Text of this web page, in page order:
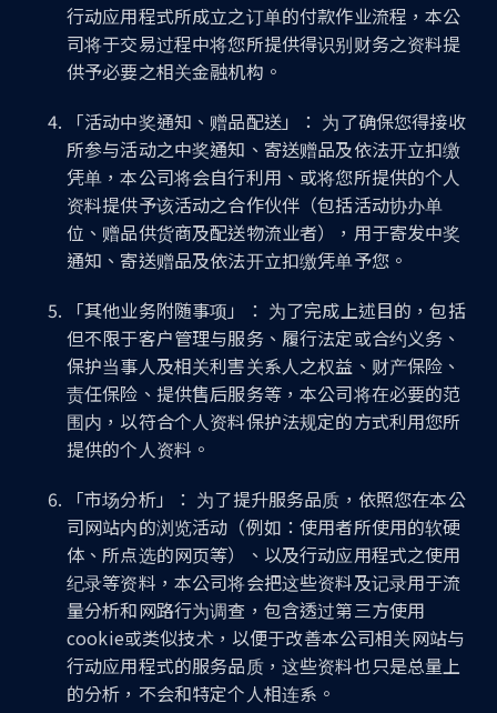
行动应用程式所成立之订单的付款作业流程，本公
司将于交易过程中将您所提供得识别财务之资料提
供予必要之相关金融机构。
「活动中奖通知、赠品配送」： 为了确保您得接收
所参与活动之中奖通知、寄送赠品及依法开立扣缴
凭单，本公司将会自行利用、或将您所提供的个人
资料提供予该活动之合作伙伴（包括活动协办单
位、赠品供货商及配送物流业者），用于寄发中奖
通知、寄送赠品及依法开立扣缴凭单予您。
「其他业务附随事项」： 为了完成上述目的，包括
但不限于客户管理与服务、履行法定或合约义务、
保护当事人及相关利害关系人之权益、财产保险、
责任保险、提供售后服务等，本公司将在必要的范
围内，以符合个人资料保护法规定的方式利用您所
提供的个人资料。
「市场分析」： 为了提升服务品质，依照您在本公
司网站内的浏览活动（例如：使用者所使用的软硬
体、所点选的网页等）、以及行动应用程式之使用
纪录等资料，本公司将会把这些资料及记录用于流
量分析和网路行为调查，包含透过第三方使用
cookie或类似技术，以便于改善本公司相关网站与
行动应用程式的服务品质，这些资料也只是总量上
的分析，不会和特定个人相连系。